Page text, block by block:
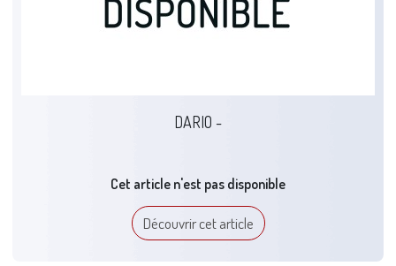
DARIO -
Cet article n'est pas disponible
Découvrir cet article